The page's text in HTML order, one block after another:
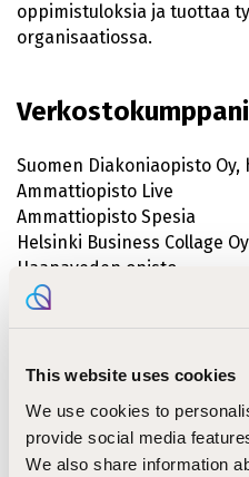
This website uses cookies
We use cookies to
provide social media
We also share information
oppimistuloksia ja tuottaa
organisaatiossa.
Suomen Diakoniaopisto
Ammattiopisto Live
Ammattiopisto Spesia
Helsinki Business Collage Oy
Haapaveden opisto
Helsingin
Kankaanpään opisto
Kiinteistöalan koultussäätiö
Kiipulan ammattiopisto